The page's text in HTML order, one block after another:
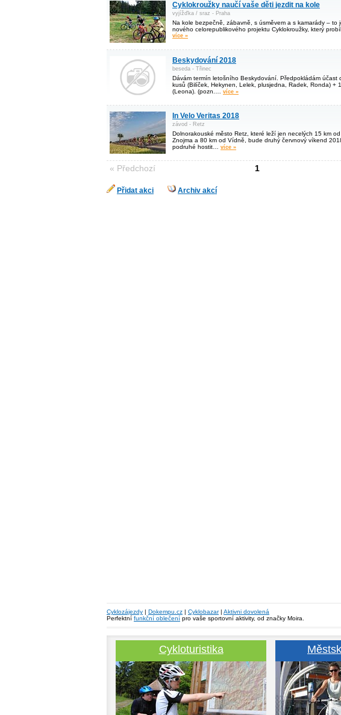
Cyklokroužky naučí vaše děti jezdit na kole
vyjížďka / sraz - Praha
Na kole bezpečně, zábavně, s úsměvem a s kamarády – to
nového celorepublikového projektu Cyklokroužky, který
více »
Beskydování 2018
beseda - Třinec
Dávám termín letošního Beskydování. Předpokládám účast
kusů (Bilíček, Hekynen, Lelek, plusjedna, Radek, Ronda) + 1
(Leona). (pozn.… více »
In Velo Veritas 2018
závod - Retz
Dolnorakouské město Retz, které leží jen necelých 15 km od
Znojma a 80 km od Vídně, bude druhý červnový víkend
podruhé hostit… více »
« Předchozí 1
Přidat akci Archiv akcí
Cyklozájezdy | Dokempu.cz | Cyklobazar| Aktivni dovolená
Perfektní funkční oblečení pro vaše sportovní aktivity, od značky Moira.
Cykloturistika